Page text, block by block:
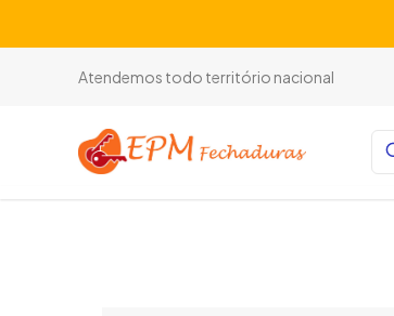
Atendemos todo território nacional